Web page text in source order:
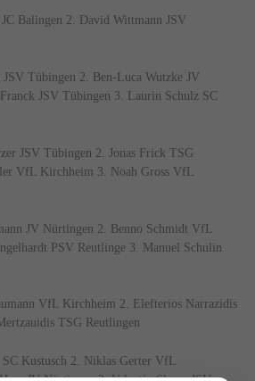
Balingen 2. David Wittmann JSV
Tübingen 2. Ben-Luca Wutzke JV
JSV Tübingen 3. Laurin Schulz SC
JSV Tübingen 2. Jonas Frick TSG
VfL Kirchheim 3. Noah Gross VfL
JV Nürtingen 2. Benno Schmidt VfL
PSV Reutlinge 3. Manuel Schulin
VfL Kirchheim 2. Elefterios Narrazidis
TSG Reutlingen
SC Kustusch 2. Niklas Gerter VfL